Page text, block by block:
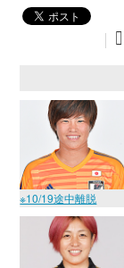
※10/19途中離脱